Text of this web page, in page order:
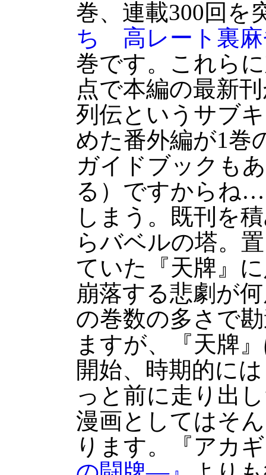
巻、連載300回を
ち 高レート裏麻
巻です。これら
点で本編の最新
列伝というサブ
めた番外編が1巻
ガイドブックも
る）ですからね
しまう。既刊を
らバベルの塔。
ていた『天牌』
崩落する悲劇が
の巻数の多さで
ますが、『天牌
開始、時期的には
っと前に走り出
漫画としてはそ
ります。『アカ